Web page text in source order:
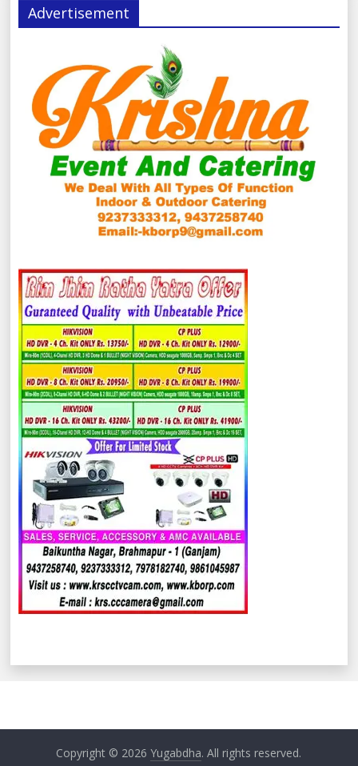
Advertisement
Copyright © 2026Yugabdha. All rights reserved.